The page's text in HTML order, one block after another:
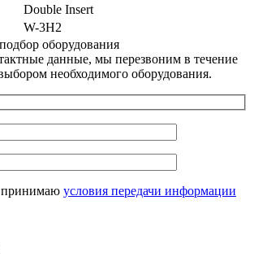
Double Insert
W-3H2
оборудования
данные, мы перезвоним в течение
необходимого оборудования.
принимаю условия передачи информации